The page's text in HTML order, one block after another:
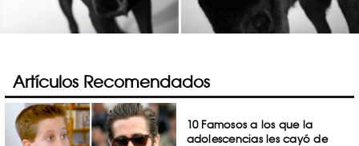
Artículos Recomendados
10 Famosos a los que la
adolescencias les cayó de